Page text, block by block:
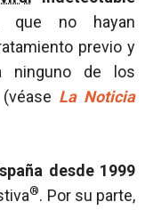
que no hayan
previo y
ninguno de los
(véase La Noticia
desde 1999
®. Por su parte,